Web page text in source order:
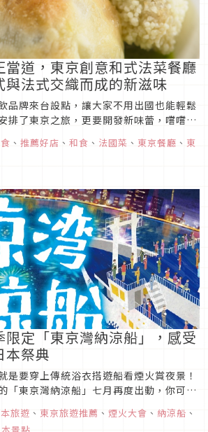
當道，東京創意和式法菜餐廳
與法式交織而成的新滋味
品牌來台設點，讓大家不用出國也能輕鬆
排了東京之旅，更要開發新味蕾，嚐嚐近
專注和創新精神，與烹調細緻精巧的法餐
盪，讓東京街區又增添許多打破國界的餐
、 推薦好店 、 和食 、 法國菜 、 東京餐廳 、 東
限定「東京灣納涼船」，感受
本祭典
是要穿上傳統浴衣搭遊船看煙火賞夜景！
「東京灣納涼船」七月再度出動，你可以
碼頭出發，乘坐在6,000噸級更新版的第
上，品嘗著日本祭典小吃、工廠直送生
旅遊 、 東京旅遊推薦 、 煙火大會 、 納涼船 、